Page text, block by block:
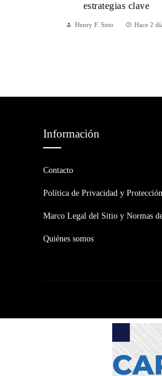
estrategias clave
Henry F. Soto Hace 2
Información
Contacto
Política de Privacidad y
Marco Legal del Sitio y Normas
Quiénes somos